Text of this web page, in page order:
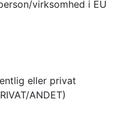
virksomhed i EU
eller privat
ANDET)